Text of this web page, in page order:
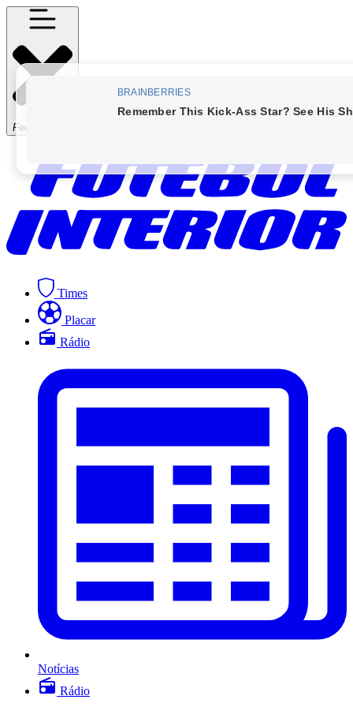
Fechar Menu
Times
Placar
Rádio
Notícias
Rádio